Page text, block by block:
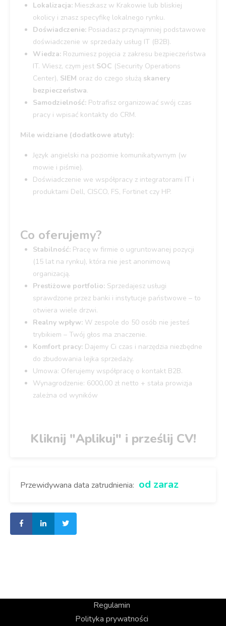
Lokalizacja: Mieszkasz w Krakowie lub bliskiej
okolicy i znasz specyfikę lokalnego rynku.
Doświadczenie: Posiadasz przynajmniej podstawowe
doświadczenie w sprzedaży usług IT (B2B).
Wiedza: Rozumiesz pojęcia z zakresu bezpieczeństwa
IT. Wiesz, czym jest SOC (Security Operations
Center), SIEM oraz do czego służą skanery
bezpieczeństwa.
Samodzielność: Potrafisz organizować swój czas
pracy i wpisać kontakty do CRM.
Mile widziane (dodatkowe atuty):
Język angielski na poziomie komunikatywnym (w
mowie i piśmie).
Doświadczenie we współpracy z integratorami IT i
produktami Dell, CISCO, FS, Fortinet czy HP.
Co oferujemy?
Stabilność: Pracę w firmie o ugruntowanej pozycji
(15 lat na rynku), która nie jest anonimową
organizacją.
Prestiżowe portfolio: Sprzedajesz usługi
sprawdzone przez banki i instytucje państwowe – to
otwiera wiele drzwi.
Realny wpływ: W zespole do 50 osób nie jesteś
trybikiem – Twój głos ma znaczenie.
Komfort pracy: Dajemy Ci czas i narzędzia niezbędne
do zbudowania lejka sprzedaży.
Umowa: Oferujemy współpracę o kontakt B2B.
Wynagrodzenie: 6000,00 zł netto + stała prowizja
zależna od wyników
Kliknij "Aplikuj" i prześlij CV!
Przewidywana data zatrudnienia: od zaraz
Regulamin
Polityka prywatności